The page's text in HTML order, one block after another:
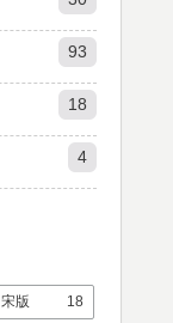
93
18
4
宋版 18